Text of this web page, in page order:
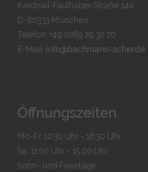
Kardinal-Faulhaber-Straße 14a
D-80333 München
Telefon: +49 (0)89 29 32 70
E-Mail: info@bachmann-scher.de
Öffnungszeiten
Mo-Fr. 10:30 Uhr - 18:30 Uhr
Sa. 11:00 Uhr - 15.00 Uhr
Sonn- und Feiertage